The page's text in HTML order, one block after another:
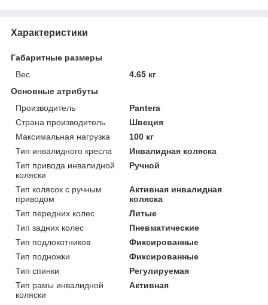
Характеристики
Габаритные размеры
Вес
4.65 кг
Основные атрибуты
Производитель
Pantera
Страна производитель
Швеция
Максимальная нагрузка
100 кг
Тип инвалидного кресла
Инвалидная коляска
Тип привода инвалидной
коляски
Ручной
Тип колясок с ручным
приводом
Активная инвалидная
коляска
Тип передних колес
Литые
Тип задних колес
Пневматические
Тип подлокотников
Фиксированные
Тип подножки
Фиксированные
Тип спинки
Регулируемая
Тип рамы инвалидной
коляски
Активная